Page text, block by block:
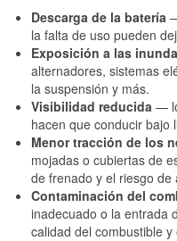
Descarga de la batería
la falta de uso pueden
Exposición a las
alternadores, sistemas
la suspensión y más.
Visibilidad reducida —
hacen que conducir bajo
Menor tracción de los
mojadas o cubiertas de
de frenado y el riesgo de
Contaminación del
inadecuado o la entrada
calidad del combustible